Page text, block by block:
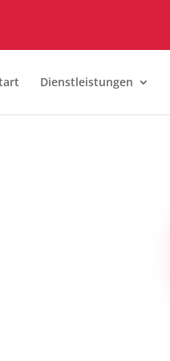
Dienstleistungen